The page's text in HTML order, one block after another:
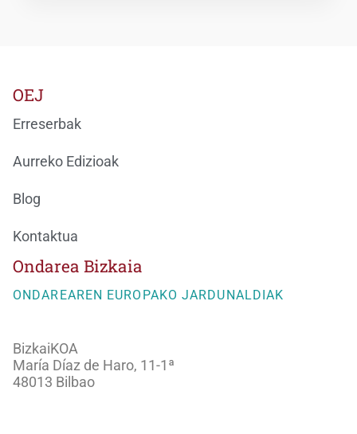
Ondarea Bizkaia
ONDAREAREN EUROPAKO JARDUNALDIAK
BizkaiKOA
María Díaz de Haro, 11-1ª
48013 Bilbao
OEJ
Erreserbak
Aurreko Edizioak
Blog
Kontaktua